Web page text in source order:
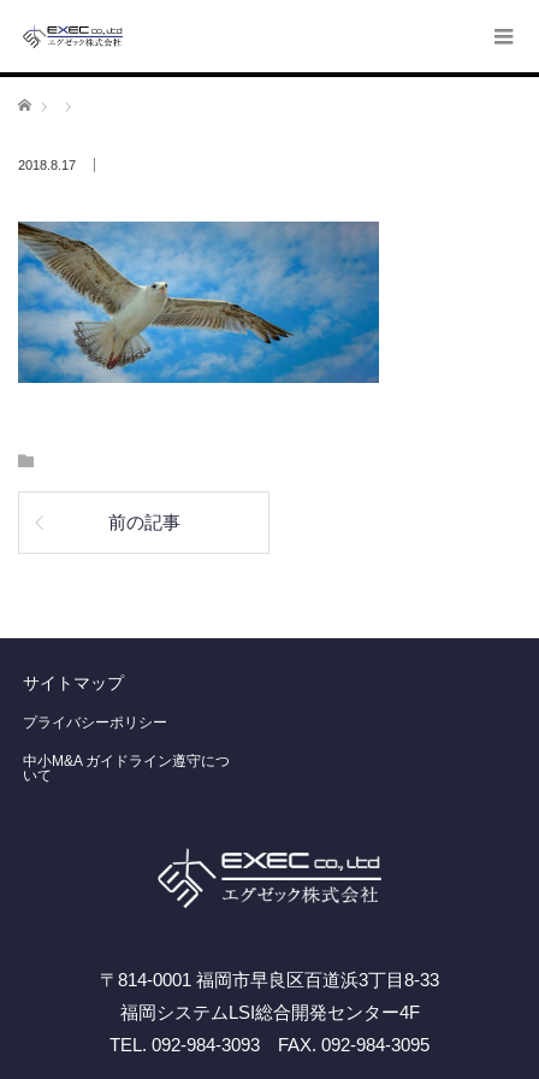
ホーム
2018.8.17
前の記事
サイトマップ
プライバシーポリシー
中小M&A ガイドライン遵守につ
いて
〒814-0001 福岡市早良区百道浜3丁目8-33
福岡システムLSI総合開発センター4F
TEL. 092-984-3093 FAX. 092-984-3095